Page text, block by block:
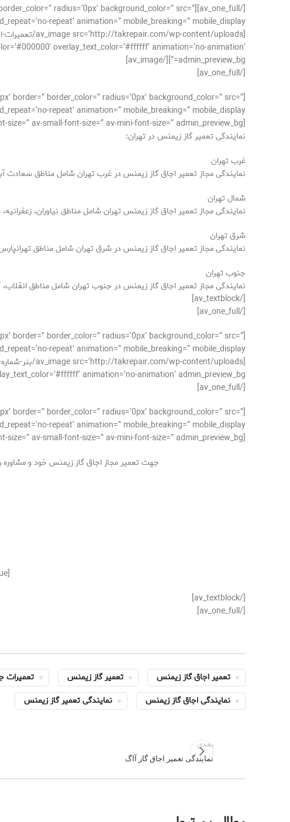
border_color=” radius=’0px’ background_color=” src=”
repeat’ animation=” mobile_breaking=” mobile_display=”]
overlay_text_color=’#ffffff’ animation=’no-animation’
admin_preview_bg=”][/av_image]
[/av_one_full]
border=” border_color=” radius=’0px’ background_color=” src=”
repeat’ animation=” mobile_breaking=” mobile_display=”]
[av_textblock size=’15’ font_color=” color=” av-medium-font-size=” av-small-font-size=” av-mini-font-size=” admin_preview_bg=”]
نمایندگی تعمیر گاز زیمنس در تهران:
غرب تهران
نمایندگی مجاز تعمیر اجاق گاز زیمنس در غرب تهرانشامل مناطق سعادت
شمال تهران
نمایندگی مجاز تعمیر اجاق گاز زیمنس تهران شامل مناطق نیاوران،
شرق تهران
نمایندگی مجاز تعمیر اجاق گاز زیمنس در شرق تهران شامل مناطق
جنوب تهران
نمایندگی مجاز تعمیر اجاق گاز زیمنس در جنوب تهرانشامل مناطق انقلاب،
[/av_textblock]
[/av_one_full]
border=” border_color=” radius=’0px’ background_color=” src=”
repeat’ animation=” mobile_breaking=” mobile_display=”]
animation=’no-animation’ admin_preview_bg=”][/av_image]
[/av_one_full]
border=” border_color=” radius=’0px’ background_color=” src=”
repeat’ animation=” mobile_breaking=” mobile_display=”]
[av_textblock size=’15’ font_color=” color=” av-medium-font-size=” av-small-font-size=” av-mini-font-size=” admin_preview_bg=”]
جهت تعمیر مجاز اجاق گاز زیمنس خود و مشاوره
[gravityform id=”5″ title=”true” description=”false” ajax=”true”]
[/av_textblock]
[/av_one_full]
تعمیر اجاق گاز زیمنس تعمیر گاز زیمنس تعمیرات
نمایندگی اجاق گاز زیمنس
نمایندگی تعمیر گاز زیمنس
بعدی
نمایندگی تعمیر اجاق گاز آاگ